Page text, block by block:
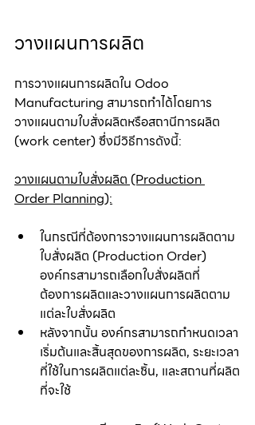
วางแผนการผลิต
การวางแผนการผลิตใน Odoo
Manufacturing สามารถทำได้โดยการ
วางแผนตามใบสั่งผลิตหรือสถานีการผลิต
(work center) ซึ่งมีวิธีการดังนี้:
วางแผนตามใบสั่งผลิต (Production
Order Planning):
ในกรณีที่ต้องการวางแผนการผลิตตาม
ใบสั่งผลิต (Production Order)
องค์กรสามารถเลือกใบสั่งผลิตที่
ต้องการผลิตและวางแผนการผลิตตาม
แต่ละใบสั่งผลิต
หลังจากนั้น องค์กรสามารถกำหนดเวลา
เริ่มต้นและสิ้นสุดของการผลิต, ระยะเวลา
ที่ใช้ในการผลิตแต่ละชิ้น, และสถานที่ผลิต
ที่จะใช้